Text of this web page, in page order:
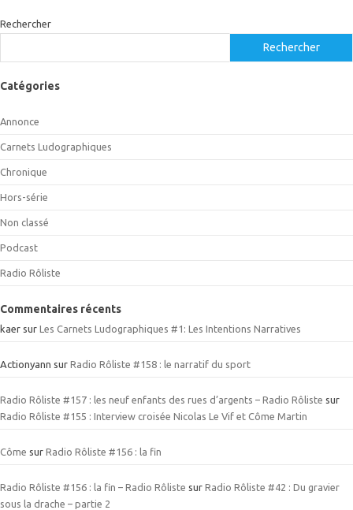
Rechercher
Rechercher
Catégories
Annonce
Carnets Ludographiques
Chronique
Hors-série
Non classé
Podcast
Radio Rôliste
Commentaires récents
kaer sur Les Carnets Ludographiques #1: Les Intentions Narratives
Actionyann sur Radio Rôliste #158 : le narratif du sport
Radio Rôliste #157 : les neuf enfants des rues d’argents – Radio Rôliste sur
Radio Rôliste #155 : Interview croisée Nicolas Le Vif et Côme Martin
Côme sur Radio Rôliste #156 : la fin
Radio Rôliste #156 : la fin – Radio Rôliste sur Radio Rôliste #42 : Du gravier
sous la drache – partie 2